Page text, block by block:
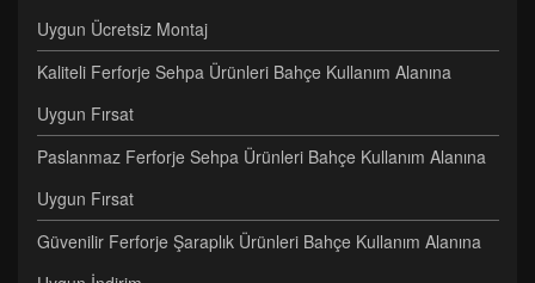
Uygun Ücretsiz Montaj
Kaliteli Ferforje Sehpa Ürünleri Bahçe Kullanım Alanına
Uygun Fırsat
Paslanmaz Ferforje Sehpa Ürünleri Bahçe Kullanım Alanına
Uygun Fırsat
Güvenilir Ferforje Şaraplık Ürünleri Bahçe Kullanım Alanına